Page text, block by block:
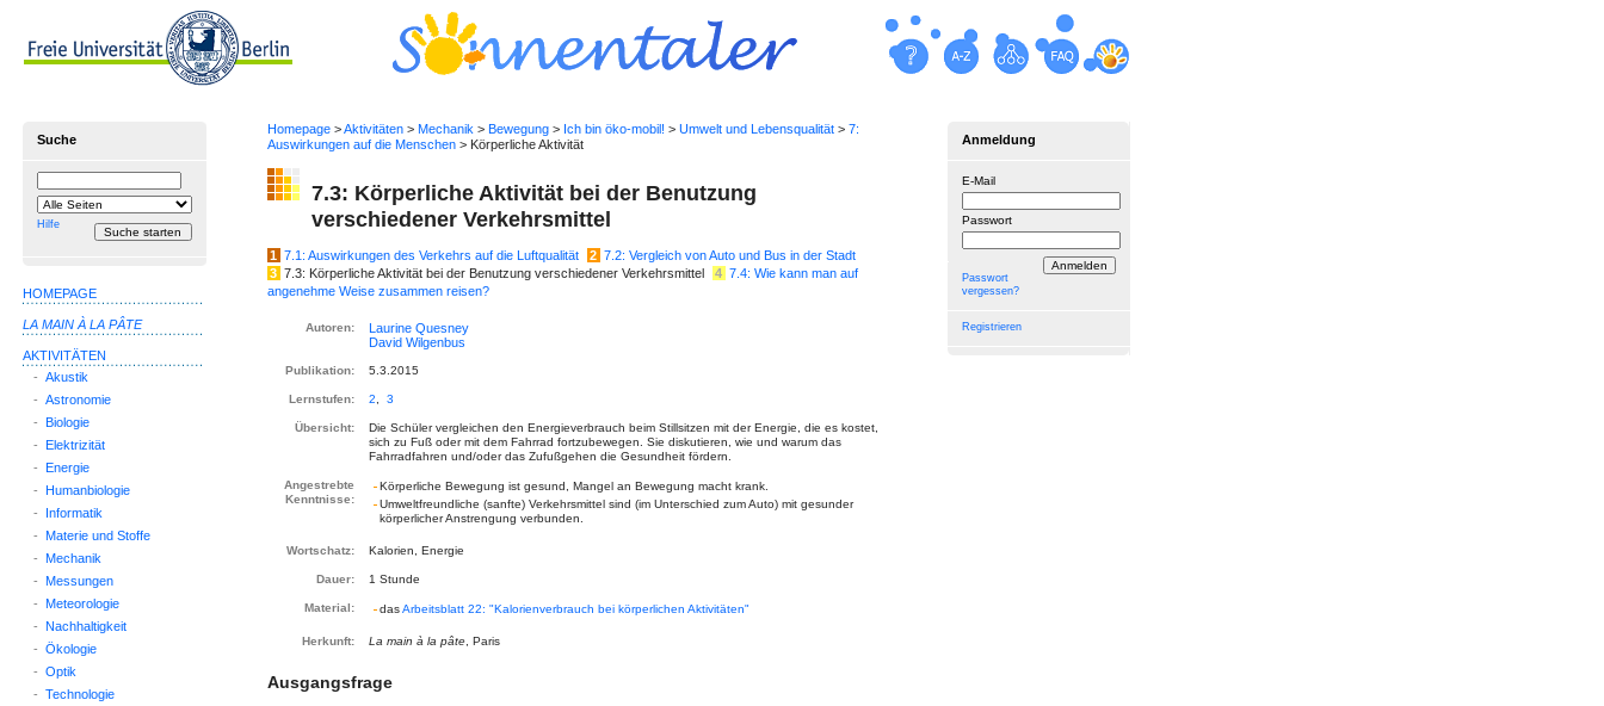
Homepage >Aktivitäten > Mechanik > Bewegung > Ich bin öko-mobil! > Umwelt und Lebensqualität > 7:
Auswirkungen auf die Menschen > Körperliche Aktivität
7.3: Körperliche Aktivität bei der Benutzung
verschiedener Verkehrsmittel
1 7.1: Auswirkungen des Verkehrs auf die Luftqualität 2 7.2: Vergleich von Auto und Bus in der Stadt
3 7.3: Körperliche Aktivität bei der Benutzung verschiedener Verkehrsmittel 4 7.4: Wie kann man auf
angenehme Weise zusammen reisen?
Autoren:
Publikation: 5.3.2015
Lernstufen: 2 3
Übersicht:
Die Schüler vergleichen den Energieverbrauch beim Stillsitzen mit der Ener­gie, die es kostet,
sich zu Fuß oder mit dem Fahrrad fortzubewegen. Sie diskutieren, wie und warum das
Fahrradfahren und/oder das Zufuß­gehen die Gesundheit fördern.
Angestrebte
Kenntnisse:
Körperliche Bewegung ist gesund, Mangel an Bewegung macht krank.
Umweltfreundliche (sanfte) Verkehrsmittel sind (im Unterschied zum Auto) mit gesunder
körperlicher Anstrengung verbunden.
Wortschatz: Kalorien, Energie
Dauer: 1 Stunde
Material: dasArbeitsblatt 22: "Kalorienverbrauch bei körperlichen Aktivitäten"
Herkunft: La main à la pâte , Paris
Ausgangsfrage
Suche
einschränken
Hilfe
HOMEPAGE
LA MAIN À LA PÂTE
AKTIVITÄTEN
- Akustik
- Astronomie
- Biologie
- Elektrizität
- Energie
- Humanbiologie
-
Informatik
- Materie und Stoffe
- Mechanik
- Messungen
- Meteorologie
- Nachhaltigkeit
- Ökologie
- Optik
- Technologie
Anmeldung
E-Mail
Passwort
Passwort
vergessen?
Registrieren